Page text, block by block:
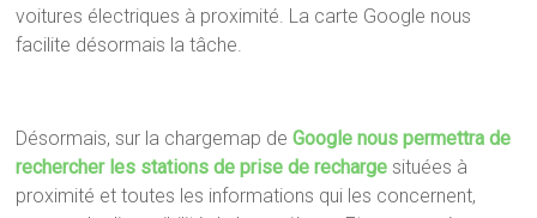
voitures électriques à proximité. La carte Google nous
facilite désormais la tâche.
Désormais, sur la chargemap deGoogle nous permettra de
rechercher les stations de prise de recharge situées à
proximité et toutes les informations qui les concernent,